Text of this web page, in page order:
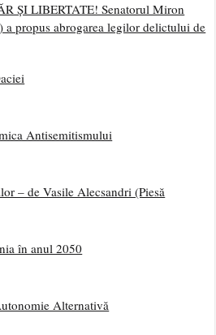
ȘI LIBERTATE! Senatorul Miron
a propus abrogarea legilor delictului de
Antisemitismului
– de Vasile Alecsandri (Piesă
în anul 2050
Alternativă